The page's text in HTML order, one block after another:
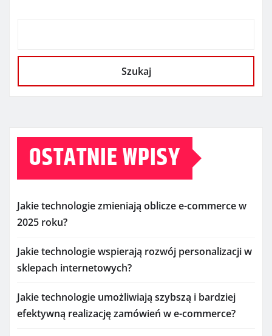
Szukaj
OSTATNIE WPISY
Jakie technologie zmieniają oblicze e-commerce w
2025 roku?
Jakie technologie wspierają rozwój personalizacji w
sklepach internetowych?
Jakie technologie umożliwiają szybszą i bardziej
efektywną realizację zamówień w e-commerce?